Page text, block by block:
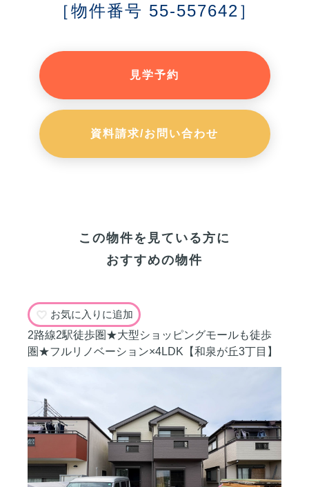
［物件番号 55-557642］
見学予約
資料請求/お問い合わせ
この物件を見ている方に
おすすめの物件
お気に入りに追加
2路線2駅徒歩圏★大型ショッピングモールも徒歩
圏★フルリノベーション×4LDK【和泉が丘3丁目】